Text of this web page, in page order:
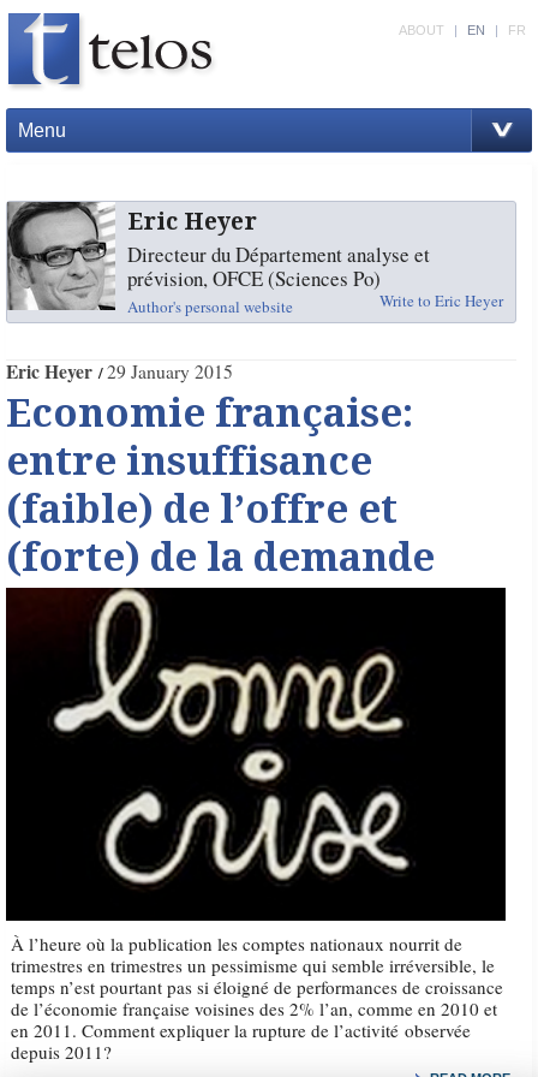
Menu
ABOUT | EN | FR
Eric Heyer
Directeur du Département analyse et
prévision, OFCE (Sciences Po)
Author's personal website Write to Eric Heyer
Eric Heyer 29 January 2015
Economie française:
entre insuffisance
(faible) de l’offre et
(forte) de la demande
À l’heure où la publication les comptes nationaux nourrit de
trimestres en trimestres un pessimisme qui semble irréversible, le
temps n’est pourtant pas si éloigné de performances de croissance
de l’économie française voisines des 2% l’an, comme en 2010 et
en 2011. Comment expliquer la rupture de l’activité observée
depuis 2011?